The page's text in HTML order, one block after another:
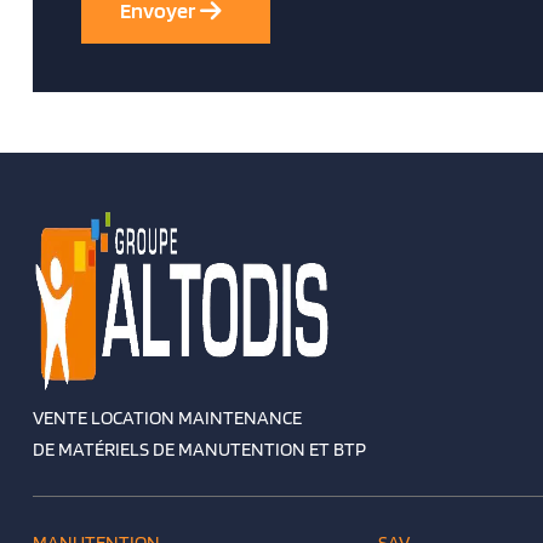
VENTE LOCATION MAINTENANCE
DE MATÉRIELS DE MANUTENTION ET BTP